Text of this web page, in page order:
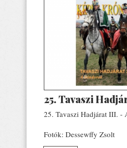
25. Tavaszi
25. Tavaszi Hadjárat III. -
Fotók: Dessewffy Zsolt